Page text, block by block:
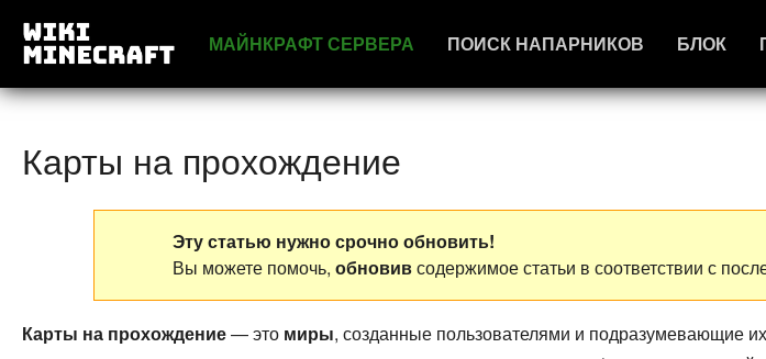
МАЙНКРАФТ СЕРВЕРА ПОИСК НАПАРНИКОВ БЛОК
Карты на прохождение
Эту статью нужно срочно обновить!
Вы можете помочь, обновивсодержимое статьи в соответствии с
Карты на прохождение— это миры, созданные пользователями и подразумевающие